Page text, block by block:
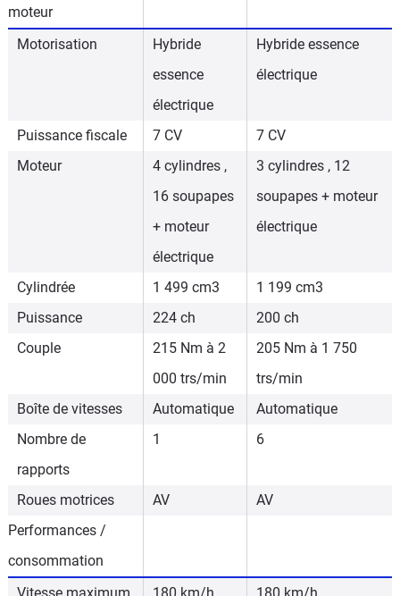
moteur
Motorisation
Hybride
essence
électrique
Hybride essence
électrique
Puissance fiscale 7 CV
7 CV
Moteur
4 cylindres ,
16 soupapes
+ moteur
électrique
3 cylindres , 12
soupapes + moteur
électrique
Cylindrée 1 499 cm3
1 199 cm3
Puissance
224 ch
200 ch
Couple
215 Nm à 2
000 trs/min
205 Nm à 1 750
trs/min
Boîte de vitesses
Automatique
Automatique
Nombre de
rapports
1 6
Roues motrices AV
AV
Performances /
consommation